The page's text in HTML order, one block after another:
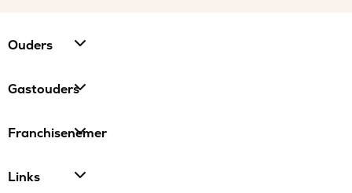
Ouders
Gastouders
Franchisenemer
Links